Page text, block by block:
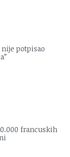
potpisao
francuskih